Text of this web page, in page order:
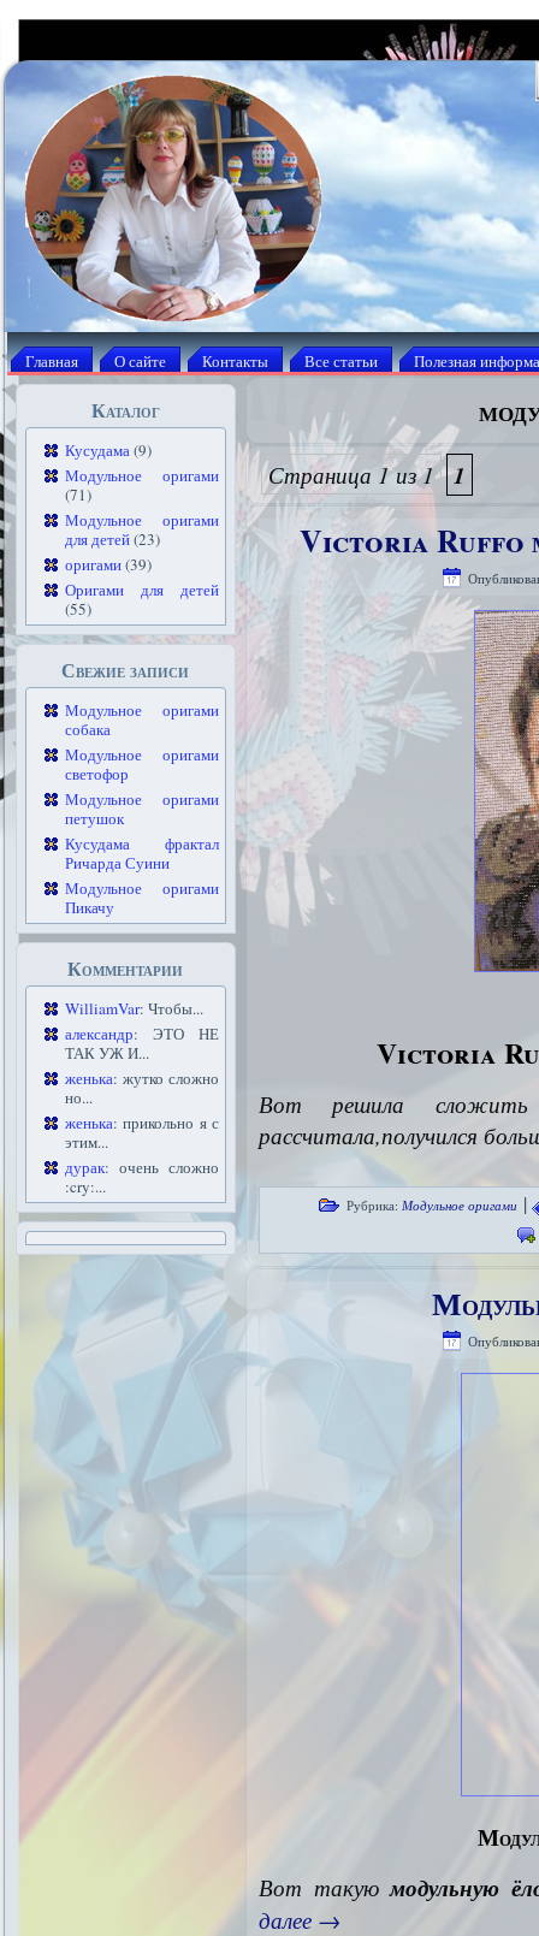
Главная О сайте Контакты Все статьи Полезная
Каталог
Кусудама(9)
Модульное оригами
(71)
Модульное оригами
для детей(23)
оригами(39)
Оригами для детей
(55)
Свежие записи
Модульное оригами
собака
Модульное оригами
светофор
Модульное оригами
петушок
Кусудама фрактал
Ричарда Суини
Модульное оригами
Пикачу
Комментарии
WilliamVar: Чтобы...
александр: ЭТО НЕ
ТАК УЖ И...
женька: жутко сложно
но...
женька: прикольно я с
этим...
дурак: очень сложно
:cry:...
Страница 1 из 1 1
Victoria Ruffo
Victoria
Вот решила
рассчитала,получился
Рубрика: Модульное оригами |
Вот такуюмодульную
далее →